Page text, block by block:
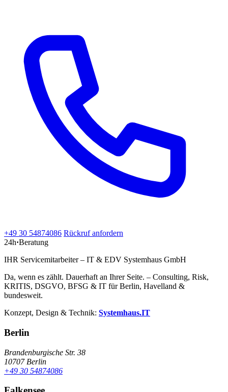
+49 30 54874086 Rückruf anfordern
24h·Beratung
IHR Servicemitarbeiter – IT & EDV Systemhaus GmbH
Da, wenn es zählt. Dauerhaft an Ihrer Seite. – Consulting, Risk,
KRITIS, DSGVO, BFSG & IT für Berlin, Havelland &
bundesweit.
Konzept, Design & Technik: Systemhaus.IT
Berlin
Brandenburgische Str. 38
10707 Berlin
+49 30 54874086